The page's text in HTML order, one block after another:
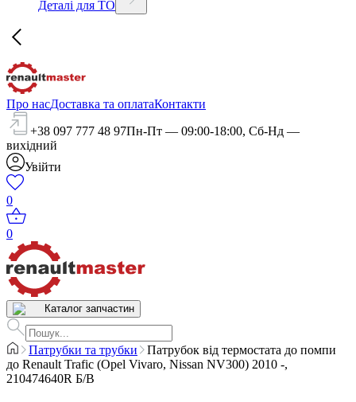
Деталі для ТО
Про насДоставка та оплатаКонтакти
+38 097 777 48 97Пн-Пт — 09:00-18:00, Сб-Нд —
вихідний
Увійти
0
0
Каталог запчастин
Патрубки та трубки
Патрубок від термостата до помпи
до Renault Trafic (Opel Vivaro, Nissan NV300) 2010 -,
210474640R Б/В